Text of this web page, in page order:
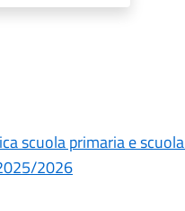
scuola primaria e
2026